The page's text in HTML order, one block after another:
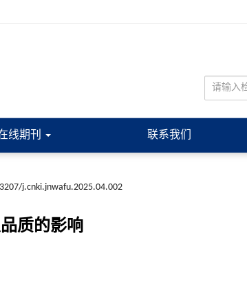
线期刊 联系我们
j.cnki.jnwafu.2025.04.002
质的影响